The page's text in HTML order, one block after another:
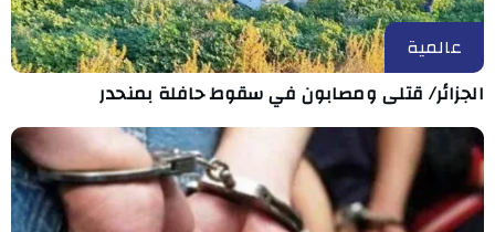
عالمية
الجزائر/ قتلى ومصابون في سقوط حافلة بمنحدر